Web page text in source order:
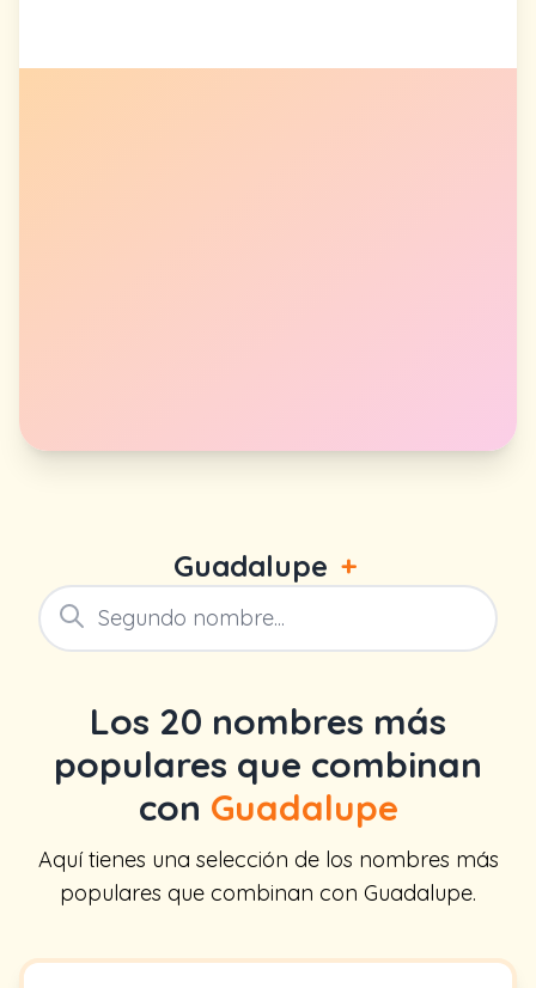
Guadalupe +
Los 20 nombres más
populares que combinan
con Guadalupe
Aquí tienes una selección de los nombres más
populares que combinan con Guadalupe.